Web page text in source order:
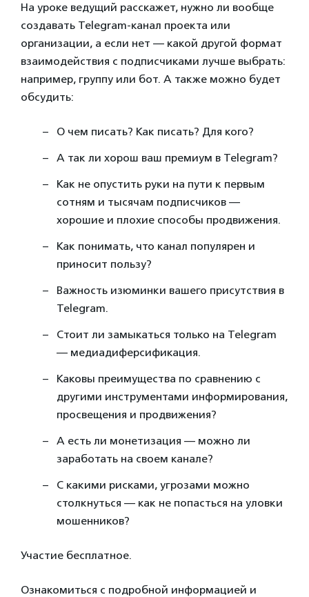
На уроке ведущий расскажет, нужно ли вообще
создавать Telegram-канал проекта или
организации, а если нет — какой другой формат
взаимодействия с подписчиками лучше выбрать:
например, группу или бот. А также можно будет
обсудить:
О чем писать? Как писать? Для кого?
А так ли хорош ваш премиум в Telegram?
Как не опустить руки на пути к первым
сотням и тысячам подписчиков —
хорошие и плохие способы продвижения.
Как понимать, что канал популярен и
приносит пользу?
Важность изюминки вашего присутствия в
Telegram.
Стоит ли замыкаться только на Telegram
— медиадиферсификация.
Каковы преимущества по сравнению с
другими инструментами информирования,
просвещения и продвижения?
А есть ли монетизация — можно ли
заработать на своем канале?
С какими рисками, угрозами можно
столкнуться — как не попасться на уловки
мошенников?
Участие бесплатное.
Ознакомиться с подробной информацией и